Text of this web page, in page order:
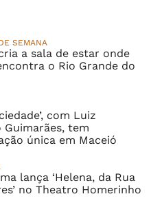
SEMANA
a sala de estar onde
o Rio Grande do
com Luiz
Guimarães, tem
única em Maceió
lança ‘Helena, da Rua
no Theatro Homerinho